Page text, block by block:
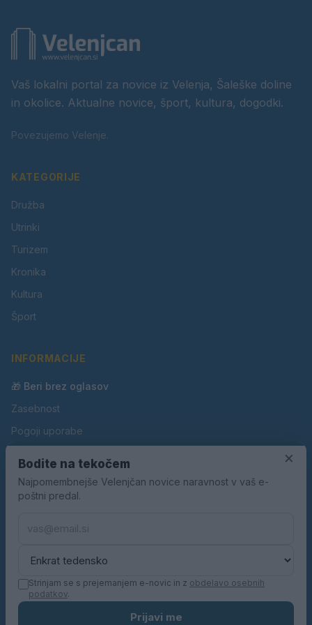
Vaš lokalni portal za novice iz Velenja, Šaleške doline
in okolice. Aktualne novice, šport, kultura, dogodki.
Povezujemo Velenje.
KATEGORIJE
Družba
Utrinki
Turizem
Kronika
Kultura
Šport
INFORMACIJE
🎁 Beri brez oglasov
Zasebnost
Pogoji uporabe
Oglaševanje
Kontakt
×
Bodite na tekočem
Najpomembnejše Velenjčan novice naravnost v vaš e-
poštni predal.
Strinjam se s prejemanjem e-novic in z obdelavo osebnih
podatkov.
Prijavi me